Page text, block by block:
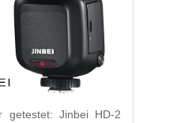
getestet: Jinbei HD-2